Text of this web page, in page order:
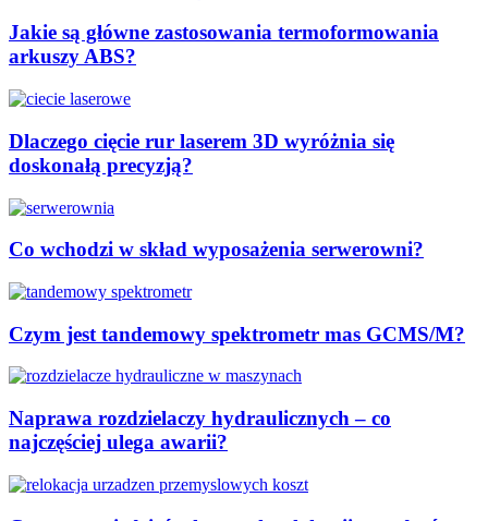
Jakie są główne zastosowania termoformowania
arkuszy ABS?
Dlaczego cięcie rur laserem 3D wyróżnia się
doskonałą precyzją?
Co wchodzi w skład wyposażenia serwerowni?
Czym jest tandemowy spektrometr mas GCMS/M?
Naprawa rozdzielaczy hydraulicznych – co
najczęściej ulega awarii?